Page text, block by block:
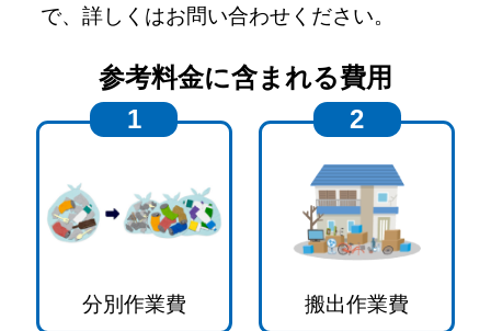
で、詳しくはお問い合わせください。
参考料金に含まれる費用
1
分別作業費
2
搬出作業費